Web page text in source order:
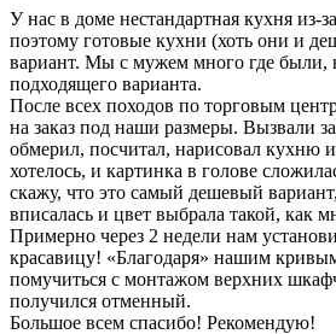
У нас в доме нестандартная кухня из-
поэтому готовые кухни (хоть они и
вариант. Мы с мужем много где были,
подходящего варианта.
После всех походов по торговым
на заказ под наши размеры. Вызвали
обмерил, посчитал, нарисовал кухню
хотелось, и картинка в голове
скажу, что это самый дешевый
вписалась и цвет выбрала такой, как
Примерно через 2 недели нам
красавицу! «Благодаря» нашим
помучиться с монтажом верхних
получился отменный.
Большое всем спасибо! Рекомендую!